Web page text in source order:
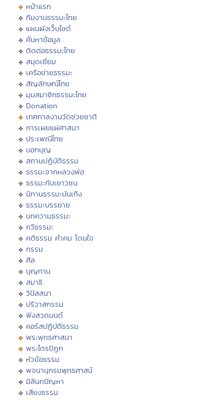
หน้าแรก
ทีมงานธรรมะไทย
แผนผังเว็บไซต์
ค้นหาข้อมูล
ติดต่อธรรมะไทย
สมุดเยี่ยม
เครือข่ายธรรมะ
สัญลักษณ์ไทย
มุมสมาชิกธรรมะไทย
Donation
เทศกาลงานวัดช่วยชาติ
การเผยแผ่ศาสนา
ประเพณีไทย
บอกบุญ
สถานปฏิบัติธรรม
ธรรมะจากหลวงพ่อ
ธรรมะกับเยาวชน
นิทานธรรมะบันเทิง
ธรรมะบรรยาย
บทความธรรมะ
กวีธรรมะ
คติธรรม คำคม โดนใจ
กรรม
ศีล
บุญทาน
สมาธิ
วิปัสสนา
ปริวาสกรรม
ฟังสวดมนต์
คอร์สปฏิบัติธรรม
พระพุทธศาสนา
พระไตรปิฏก
หัวข้อธรรม
พจนานุกรมพุทธศาสน์
มิลินทปัญหา
เสียงธรรม